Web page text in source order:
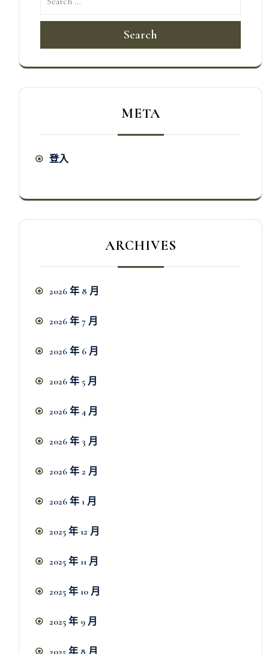
Search
META
登入
ARCHIVES
2026 年 8 月
2026 年 7 月
2026 年 6 月
2026 年 5 月
2026 年 4 月
2026 年 3 月
2026 年 2 月
2026 年 1 月
2025 年 12 月
2025 年 11 月
2025 年 10 月
2025 年 9 月
2025 年 8 月